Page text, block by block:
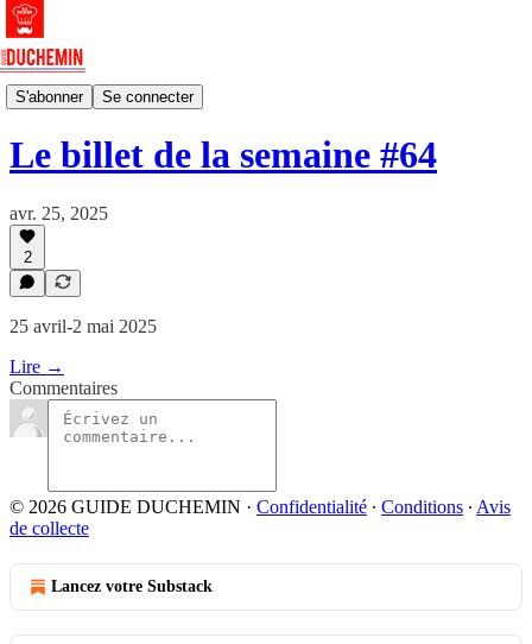
S'abonner Se connecter
🗞️ Billets hébdomadaires
Le billet de la semaine #64
avr. 25, 2025
2
25 avril-2 mai 2025
Lire →
Commentaires
© 2026 GUIDE DUCHEMIN · Confidentialité ∙ Conditions ∙ Avis
de collecte
Lancez votre Substack